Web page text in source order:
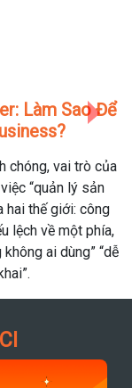
Làm Sao Để
chóng, vai trò của
“quản lý sản
thế giới: công
lệch về một phía,
ai dùng” “dễ
Next